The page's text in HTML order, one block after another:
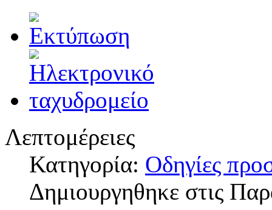
Λεπτομέρειες
Κατηγορία: Οδηγίες
Δημιουργηθηκε στις